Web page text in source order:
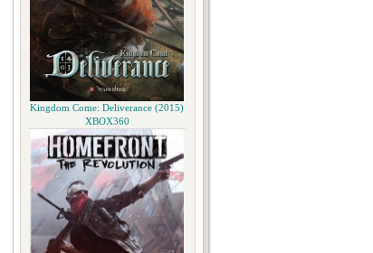
Kingdom Come: Deliverance (2015)
XBOX360